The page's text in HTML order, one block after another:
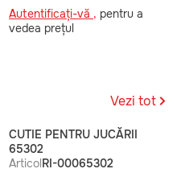
Autentificați-vă , pentru a
vedea prețul
Vezi tot
CUTIE PENTRU JUCĂRII
65302
ArticolRI-00065302